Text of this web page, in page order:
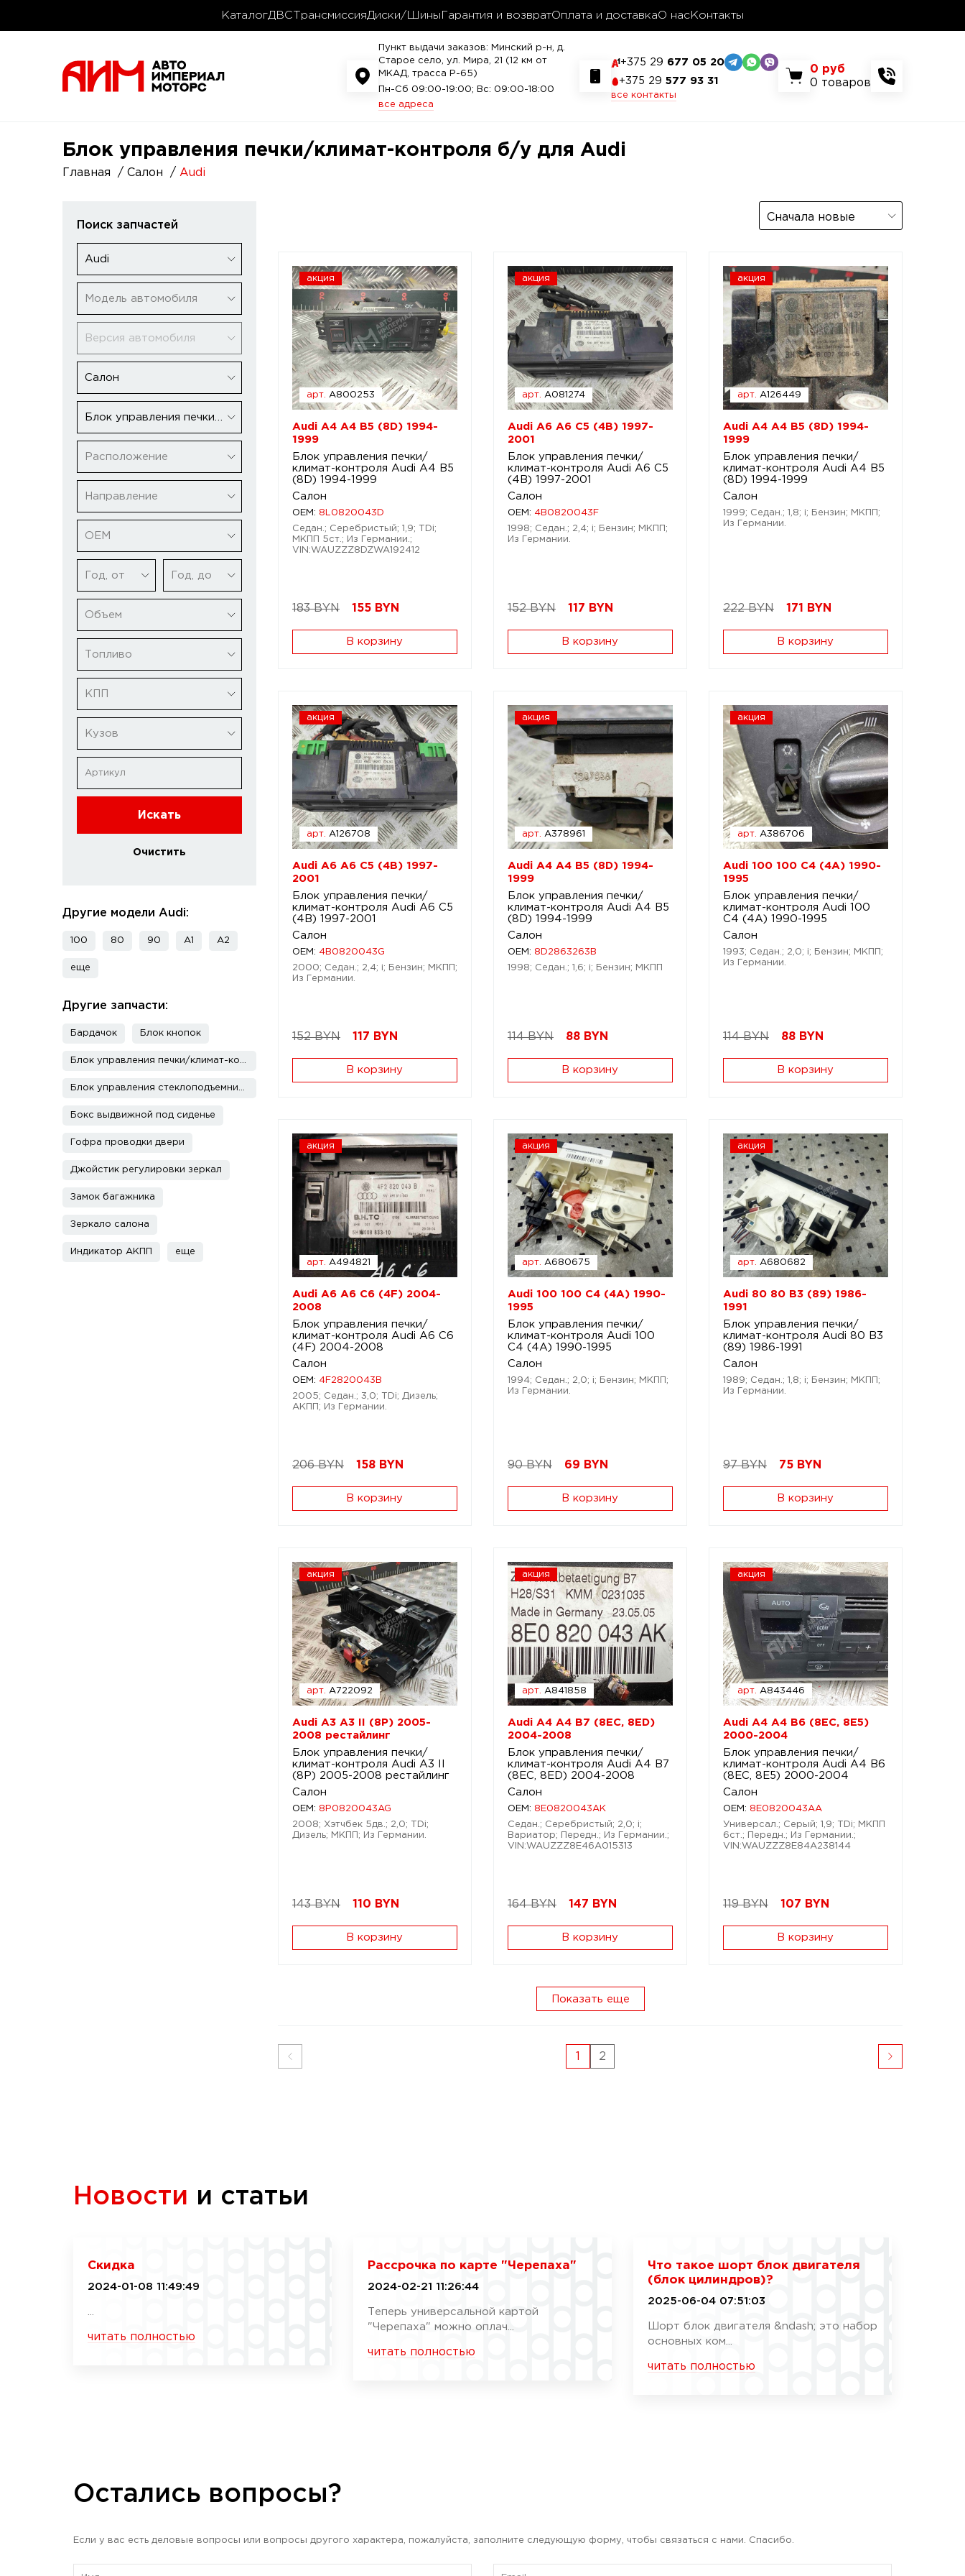
КаталогДВС ТрансмиссияДиски/Шины Гарантия и возвратОплата и доставкаО нас Контакты
Пункт выдачи заказов: Минский р-н, д.
Старое село, ул. Мира, 21 (12 км от
МКАД, трасса P-65)
Пн-Сб 09:00-19:00; Вс: 09:00-18:00
все адреса
+375 29 677 05 20
+375 29 577 93 31
все контакты
0 руб
0 товаров
Блок управления печки/климат-контроля б/у для Audi
Главная Салон Audi
Поиск запчастей
Audi
Модель автомобиля
Версия автомобиля
Салон
Расположение
Направление
ОЕМ
Год, от Год, до
Объем
Топливо
КПП
Кузов
Искать
Очистить
Другие модели Audi:
100 80 90 A1 A2
еще
Другие запчасти:
Бардачок Блок кнопок
Бокс выдвижной под сиденье
Гофра проводки двери
Джойстик регулировки зеркал
Замок багажника
Зеркало салона
Индикатор АКПП еще
Сначала новые
акция
арт. A800253
Audi A4 A4 B5 (8D) 1994-
1999
Блок управления печки/
климат-контроля Audi A4 B5
(8D) 1994-1999
Салон
OEM: 8L0820043D
Седан.; Серебристый; 1,9; TDi;
МКПП 5ст.; Из Германии.;
VIN:WAUZZZ8DZWA192412
183 BYN 155 BYN
В корзину
акция
арт. A081274
Audi A6 A6 C5 (4B) 1997-
2001
Блок управления печки/
климат-контроля Audi A6 C5
(4B) 1997-2001
Салон
OEM: 4B0820043F
1998; Седан.; 2,4; i; Бензин; МКПП;
Из Германии.
152 BYN 117 BYN
В корзину
акция
арт. A126449
Audi A4 A4 B5 (8D) 1994-
1999
Блок управления печки/
климат-контроля Audi A4 B5
(8D) 1994-1999
Салон
1999; Седан.; 1,8; i; Бензин; МКПП;
Из Германии.
222 BYN 171 BYN
В корзину
акция
арт. A126708
Audi A6 A6 C5 (4B) 1997-
2001
Блок управления печки/
климат-контроля Audi A6 C5
(4B) 1997-2001
Салон
OEM: 4B0820043G
2000; Седан.; 2,4; i; Бензин; МКПП;
Из Германии.
152 BYN 117 BYN
В корзину
акция
арт. A378961
Audi A4 A4 B5 (8D) 1994-
1999
Блок управления печки/
климат-контроля Audi A4 B5
(8D) 1994-1999
Салон
OEM: 8D2863263B
1998; Седан.; 1,6; i; Бензин; МКПП
114 BYN 88 BYN
В корзину
акция
арт. A386706
Audi 100 100 C4 (4A) 1990-
1995
Блок управления печки/
климат-контроля Audi 100
C4 (4A) 1990-1995
Салон
1993; Седан.; 2,0; i; Бензин; МКПП;
Из Германии.
114 BYN 88 BYN
В корзину
акция
арт. A494821
Audi A6 A6 C6 (4F) 2004-
2008
Блок управления печки/
климат-контроля Audi A6 C6
(4F) 2004-2008
Салон
OEM: 4F2820043B
2005; Седан.; 3,0; TDi; Дизель;
АКПП; Из Германии.
206 BYN 158 BYN
В корзину
акция
арт. A680675
Audi 100 100 C4 (4A) 1990-
1995
Блок управления печки/
климат-контроля Audi 100
C4 (4A) 1990-1995
Салон
1994; Седан.; 2,0; i; Бензин; МКПП;
Из Германии.
90 BYN 69 BYN
В корзину
акция
арт. A680682
Audi 80 80 B3 (89) 1986-
1991
Блок управления печки/
климат-контроля Audi 80 B3
(89) 1986-1991
Салон
1989; Седан.; 1,8; i; Бензин; МКПП;
Из Германии.
97 BYN 75 BYN
В корзину
акция
арт. A722092
Audi A3 A3 II (8P) 2005-
2008 рестайлинг
Блок управления печки/
климат-контроля Audi A3 II
(8P) 2005-2008 рестайлинг
Салон
OEM: 8P0820043AG
2008; Хэтчбек 5дв.; 2,0; TDi;
Дизель; МКПП; Из Германии.
143 BYN 110 BYN
В корзину
акция
арт. A841858
Audi A4 A4 B7 (8EC, 8ED)
2004-2008
Блок управления печки/
климат-контроля Audi A4 B7
(8EC, 8ED) 2004-2008
Салон
OEM: 8E0820043AK
Седан.; Серебристый; 2,0; i;
Вариатор; Передн.; Из Германии.;
VIN:WAUZZZ8E46A015313
164 BYN 147 BYN
В корзину
акция
арт. A843446
Audi A4 A4 B6 (8EC, 8E5)
2000-2004
Блок управления печки/
климат-контроля Audi A4 B6
(8EC, 8E5) 2000-2004
Салон
OEM: 8E0820043AA
Универсал.; Серый; 1,9; TDi; МКПП
6ст.; Передн.; Из Германии.;
VIN:WAUZZZ8E84A238144
119 BYN 107 BYN
В корзину
Показать еще
1 2
Новости и статьи
Скидка
2024-01-08 11:49:49
читать полностью
Рассрочка по карте "Черепаха"
2024-02-21 11:26:44
Теперь универсальной картой
"Черепаха" можно оплач...
читать полностью
Что такое шорт блок двигателя
(блок цилиндров)?
2025-06-04 07:51:03
Шорт блок двигателя &ndash; это набор
основных ком...
читать полностью
Остались вопросы?
Если у вас есть деловые вопросы или вопросы другого характера, пожалуйста, заполните следующую форму, чтобы связаться с нами. Спасибо.